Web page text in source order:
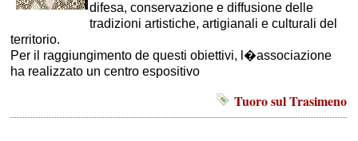
difesa, conservazione e diffusione delle
tradizioni artistiche, artigianali e culturali del
territorio.
Per il raggiungimento de questi obiettivi, l�associazione
ha realizzato un centro espositivo
Tuoro sul Trasimeno